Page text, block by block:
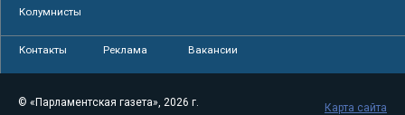
Колумнисты
Контакты Реклама Вакансии
© «Парламентская газета», 2026 г.
Карта сайта